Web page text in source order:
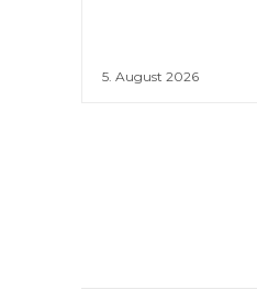
5. August 2026